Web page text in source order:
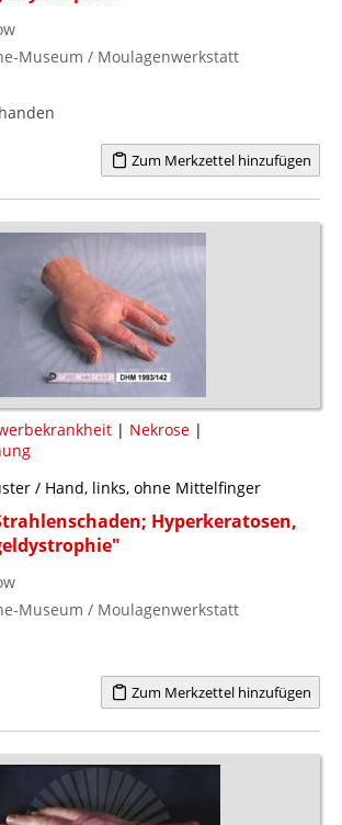
Museum / Moulagenwerkstatt
Zum Merkzettel hinzufügen
| Nekrose |
/ Hand, links, ohne Mittelfinger
Hyperkeratosen,
Museum / Moulagenwerkstatt
Zum Merkzettel hinzufügen